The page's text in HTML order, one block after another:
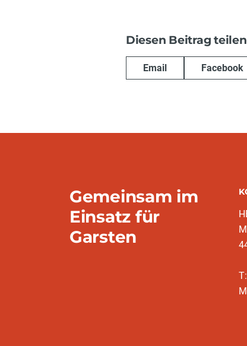
Diesen Beitrag
Email Facebook
Gemeinsam im
Einsatz für
Garsten